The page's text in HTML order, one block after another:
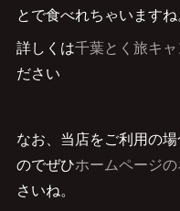
とで食べれちゃいますね
詳しくは千葉とく旅キ
ださい
なお、当店をご利用の
のでぜひホームページ
さいね。